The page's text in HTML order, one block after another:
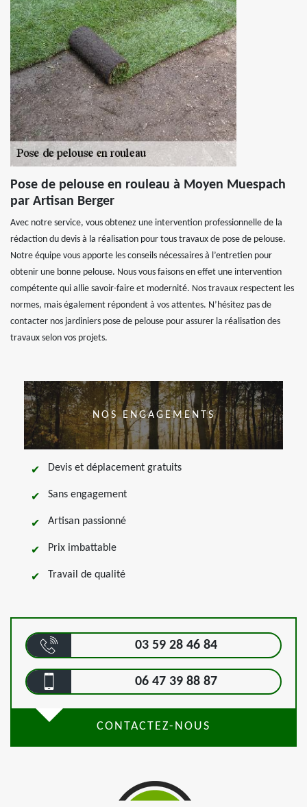
Pose de pelouse en rouleau à Moyen Muespach
par Artisan Berger
Avec notre service, vous obtenez une intervention professionnelle de la
rédaction du devis à la réalisation pour tous travaux de pose de pelouse.
Notre équipe vous apporte les conseils nécessaires à l’entretien pour
obtenir une bonne pelouse. Nous vous faisons en effet une intervention
compétente qui allie savoir-faire et modernité. Nos travaux respectent les
normes, mais également répondent à vos attentes. N’hésitez pas de
contacter nos jardiniers pose de pelouse pour assurer la réalisation des
travaux selon vos projets.
NOS ENGAGEMENTS
Devis et déplacement gratuits
Sans engagement
Artisan passionné
Prix imbattable
Travail de qualité
03 59 28 46 84
06 47 39 88 87
CONTACTEZ-NOUS